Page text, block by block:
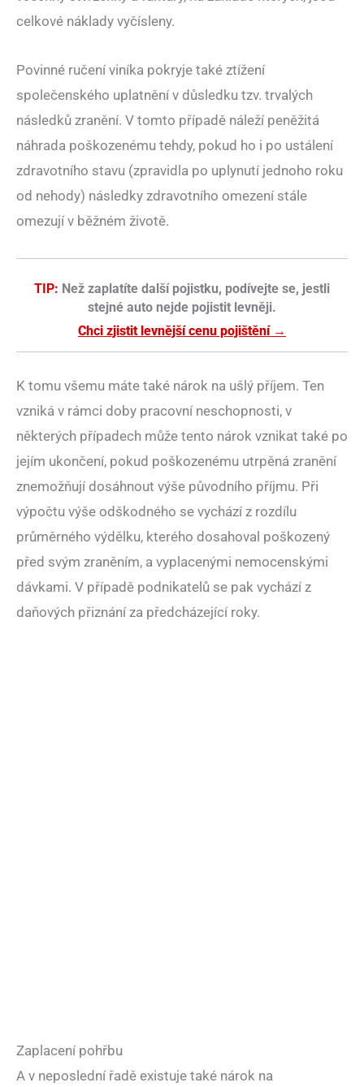
celkové náklady vyčísleny.
Povinné ručení viníka pokryje také ztížení
společenského uplatnění v důsledku tzv. trvalých
následků zranění. V tomto případě náleží peněžitá
náhrada poškozenému tehdy, pokud ho i po ustálení
zdravotního stavu (zpravidla po uplynutí jednoho roku
od nehody) následky zdravotního omezení stále
omezují v běžném životě.
TIP: Než zaplatíte další pojistku, podívejte se, jestli
stejné auto nejde pojistit levněji.
Chci zjistit levnější cenu pojištění →
K tomu všemu máte také nárok na ušlý příjem. Ten
vzniká v rámci doby pracovní neschopnosti, v
některých případech může tento nárok vznikat také po
jejím ukončení, pokud poškozenému utrpěná zranění
znemožňují dosáhnout výše původního příjmu. Při
výpočtu výše odškodného se vychází z rozdílu
průměrného výdělku, kterého dosahoval poškozený
před svým zraněním, a vyplacenými nemocenskými
dávkami. V případě podnikatelů se pak vychází z
daňových přiznání za předcházející roky.
Zaplacení pohřbu
A v neposlední řadě existuje také nárok na